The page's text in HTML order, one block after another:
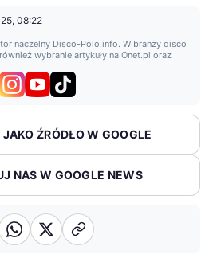
08:22
naczelny Disco-Polo.info. W branży disco
wybranie artykuły na Onet.pl oraz
ŹRÓDŁO W GOOGLE
NAS W GOOGLE NEWS